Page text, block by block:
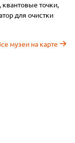
точки,
для очистки
музеи на карте